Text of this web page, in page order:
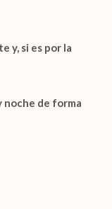
y, si es por la
noche de forma